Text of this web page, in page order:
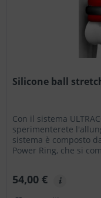
Silicone ball
Con il sistema
sperimenterete
sistema è composto
Power Ring, che si
54,00 €